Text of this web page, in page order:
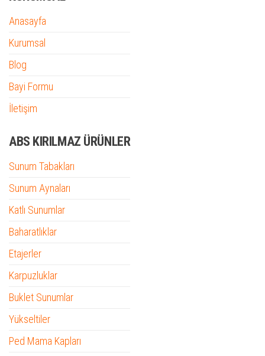
Anasayfa
Kurumsal
Blog
Bayi Formu
İletişim
ABS KIRILMAZ ÜRÜNLER
Sunum Tabakları
Sunum Aynaları
Katlı Sunumlar
Baharatlıklar
Etajerler
Karpuzluklar
Buklet Sunumlar
Yükseltiler
Ped Mama Kapları